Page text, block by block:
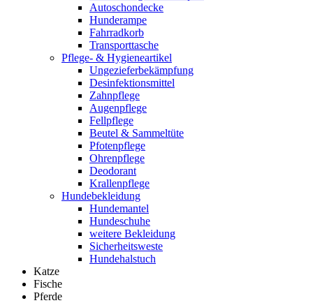
Autoschondecke
Hunderampe
Fahrradkorb
Transporttasche
Pflege- & Hygieneartikel
Ungezieferbekämpfung
Desinfektionsmittel
Zahnpflege
Augenpflege
Fellpflege
Beutel & Sammeltüte
Pfotenpflege
Ohrenpflege
Deodorant
Krallenpflege
Hundebekleidung
Hundemantel
Hundeschuhe
weitere Bekleidung
Sicherheitsweste
Hundehalstuch
Katze
Fische
Pferde